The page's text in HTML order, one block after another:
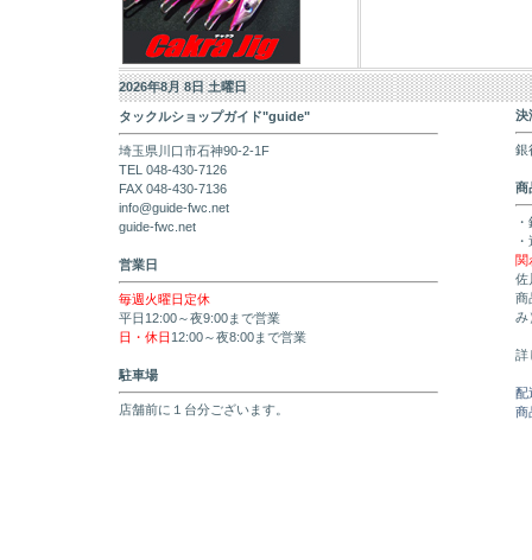
2026年8月 8日 土曜日
タックルショップガイド"guide"
埼玉県川口市石神90-2-1F
TEL 048-430-7126
FAX 048-430-7136
info@guide-fwc.net
guide-fwc.net
営業日
毎週火曜日定休
平日12:00～夜9:00まで営業
日・休日 12:00～夜8:00まで営業
駐車場
店舗前に１台分ございます。
決
銀
商
関
佐
商
み
詳
配
商